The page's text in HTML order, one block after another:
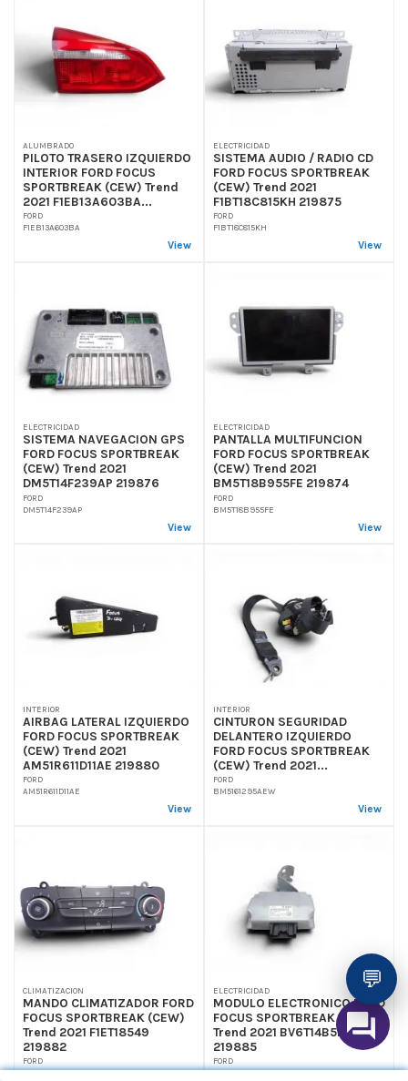
ALUMBRADO
PILOTO TRASERO IZQUIERDO
INTERIOR FORD FOCUS
SPORTBREAK (CEW) Trend
2021 F1EB13A603BA...
FORD
F1EB13A603BA
View
ELECTRICIDAD
SISTEMA AUDIO / RADIO CD
FORD FOCUS SPORTBREAK
(CEW) Trend 2021
F1BT18C815KH 219875
FORD
F1BT18C815KH
View
ELECTRICIDAD
SISTEMA NAVEGACION GPS
FORD FOCUS SPORTBREAK
(CEW) Trend 2021
DM5T14F239AP 219876
FORD
DM5T14F239AP
View
ELECTRICIDAD
PANTALLA MULTIFUNCION
FORD FOCUS SPORTBREAK
(CEW) Trend 2021
BM5T18B955FE 219874
FORD
BM5T18B955FE
View
INTERIOR
AIRBAG LATERAL IZQUIERDO
FORD FOCUS SPORTBREAK
(CEW) Trend 2021
AM51R611D11AE 219880
FORD
AM51R611D11AE
View
INTERIOR
CINTURON SEGURIDAD
DELANTERO IZQUIERDO
FORD FOCUS SPORTBREAK
(CEW) Trend 2021...
FORD
BM5161295AEW
View
CLIMATIZACION
MANDO CLIMATIZADOR FORD
FOCUS SPORTBREAK (CEW)
Trend 2021 F1ET18549
219882
FORD
F1ET18549
ELECTRICIDAD
MODULO ELECTRONICO FORD
FOCUS SPORTBREAK (CEW)
Trend 2021 BV6T14B526BC
219885
FORD
BV6T14B526BC
💬